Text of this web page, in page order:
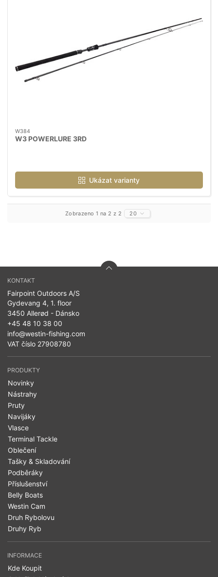
W384
W3 POWERLURE 3RD
Ukázat varianty
Zobrazeno 1 na 2 z 2 20
KONTAKT
Fairpoint Outdoors A/S
Gydevang 4, 1. floor
3450 Allerød - Dánsko
+45 48 10 38 00
info@westin-fishing.com
VAT číslo 27908780
PRODUKTY
Novinky
Nástrahy
Pruty
Navijáky
Vlasce
Terminal Tackle
Oblečení
Tašky & Skladování
Podběráky
Příslušenství
Belly Boats
Westin Cam
Druh Rybolovu
Druhy Ryb
INFORMACE
Kde Koupit